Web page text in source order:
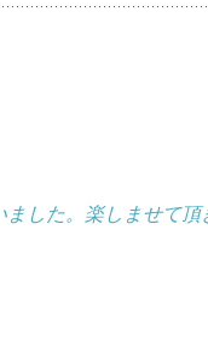
ました。楽しませて頂